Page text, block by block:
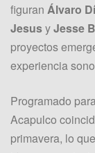
figuran Álvaro
JesusyJesse
proyectos
experiencia
Programado
Acapulco
primavera, lo